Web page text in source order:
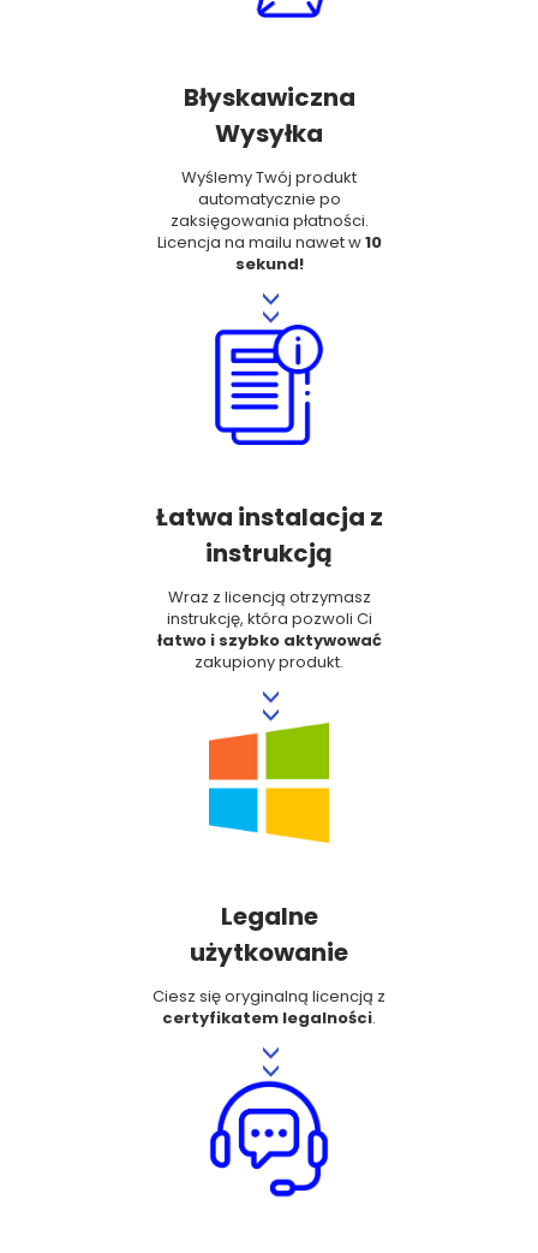
Błyskawiczna
Wysyłka
Wyślemy Twój produkt
automatycznie po
zaksięgowania płatności.
Licencja na mailu nawet w10
sekund!
>>
Łatwa instalacja z
instrukcją
Wraz z licencją otrzymasz
instrukcję, która pozwoli Ci
łatwo i szybko aktywować
zakupiony produkt.
>>
Legalne
użytkowanie
Ciesz się oryginalną licencją z
certyfikatem legalności.
>>